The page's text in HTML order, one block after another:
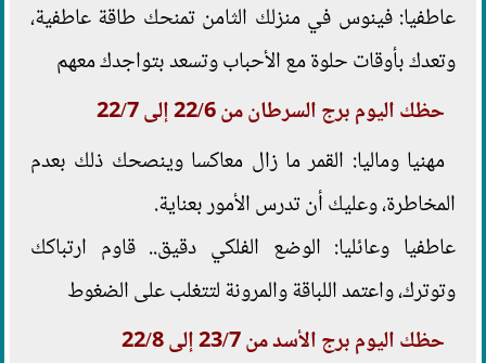
عاطفيا: فينوس في منزلك الثامن تمنحك طاقة عاطفية،
وتعدك بأوقات حلوة مع الأحباب وتسعد بتواجدك معهم
حظك اليوم برج السرطان من 22/6 إلى 22/7
مهنيا وماليا: القمر ما زال معاكسا وينصحك ذلك بعدم
المخاطرة، وعليك أن تدرس الأمور بعناية.
عاطفيا وعائليا: الوضع الفلكي دقيق.. قاوم ارتباكك
وتوترك، واعتمد اللباقة والمرونة لتتغلب على الضغوط
حظك اليوم برج الأسد من 23/7 إلى 22/8